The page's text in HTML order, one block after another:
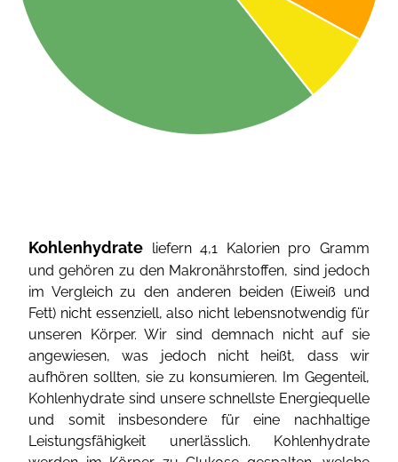
Kohlenhydrate liefern 4,1 Kalorien pro Gramm
und gehören zu den Makronährstoffen, sind jedoch
im Vergleich zu den anderen beiden (Eiweiß und
Fett) nicht essenziell, also nicht lebensnotwendig für
unseren Körper. Wir sind demnach nicht auf sie
angewiesen, was jedoch nicht heißt, dass wir
aufhören sollten, sie zu konsumieren. Im Gegenteil,
Kohlenhydrate sind unsere schnellste Energiequelle
und somit insbesondere für eine nachhaltige
Leistungsfähigkeit unerlässlich. Kohlenhydrate